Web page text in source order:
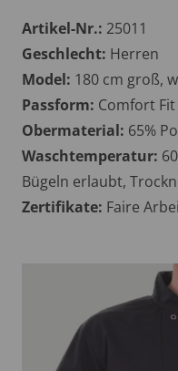
Artikel-Nr.: 25011
Geschlecht: Herren
Model: 180 cm groß,
Passform: Comfort Fit
Obermaterial: 65%
Waschtemperatur:
Bügeln erlaubt,
Zertifikate: Faire